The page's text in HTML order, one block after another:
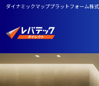
ダイナミックマッププラットフォーム株